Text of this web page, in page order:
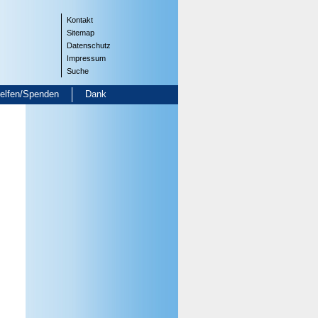
Kontakt
Sitemap
Datenschutz
Impressum
Suche
Spenden Dank